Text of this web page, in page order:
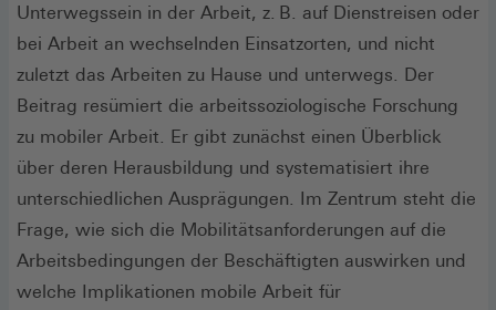
Unterwegssein in der Arbeit, z. B. auf Dienstreisen oder
bei Arbeit an wechselnden Einsatzorten, und nicht
zuletzt das Arbeiten zu Hause und unterwegs. Der
Beitrag resümiert die arbeitssoziologische Forschung
zu mobiler Arbeit. Er gibt zunächst einen Überblick
über deren Herausbildung und systematisiert ihre
unterschiedlichen Ausprägungen. Im Zentrum steht die
Frage, wie sich die Mobilitätsanforderungen auf die
Arbeitsbedingungen der Beschäftigten auswirken und
welche Implikationen mobile Arbeit für